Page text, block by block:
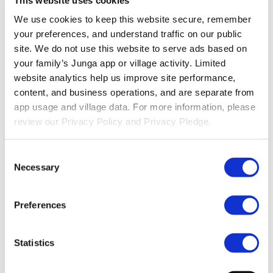
We use cookies to keep this website secure, remember
your preferences, and understand traffic on our public
site. We do not use this website to serve ads based on
your family’s Junga app or village activity. Limited
website analytics help us improve site performance,
content, and business operations, and are separate from
app usage and village data. For more information, please
review our Privacy Policy and Privacy Pledge.
Selection
Necessary
Preferences
Statistics
Base De Conocimientos Descubre cómo sacar el máximo partido
a tu experiencia Junga.
Conectar Hablemos sobre cómo puedes
Recursos
Compromiso De PrivacidadConozca nuestro compromiso con la
privacidad.
Accesibilidad
Nuestro objetivo es proporcionar acceso
a Junga a personas de todas las capacidades.
privacidad y nuestro compromiso con la
seguridad de todos los Junga de nuestra